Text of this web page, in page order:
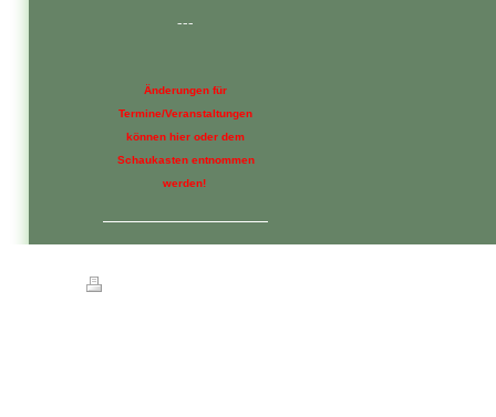
---
Änderungen für
Termine/Veranstaltungen
können hier oder dem
Schaukasten entnommen
werden!